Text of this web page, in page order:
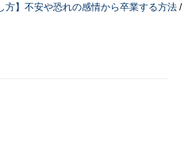
方】不安や恐れの感情から卒業する方法 /